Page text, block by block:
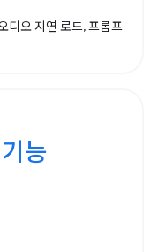
디오 지연 로드, 프롬프
능